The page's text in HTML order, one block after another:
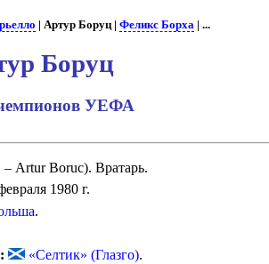
| Артур Боруц | Феликс Борха| ...
Боруц
УЕФА
– Artur Boruc). Вратарь.
1980 г.
.
«Селтик» (Глазго).